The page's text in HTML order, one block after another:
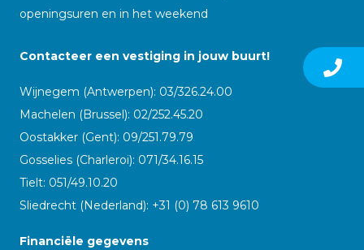
openingsuren en in het weekend
Contacteer een vestiging in jouw buurt!
Wijnegem (Antwerpen): 03/326.24.00
Machelen (Brussel): 02/252.45.20
Oostakker (Gent): 09/251.79.79
Gosselies (Charleroi): 071/34.16.15
Tielt: 051/49.10.20
Sliedrecht (Nederland): +31 (0) 78 613 9610
Financiële gegevens